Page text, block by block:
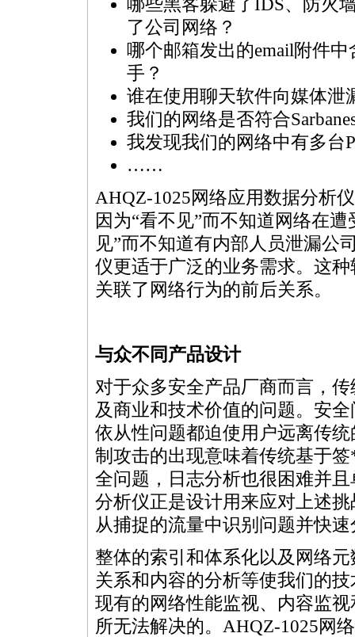
哪些黑客躲避了IDS、防火
了公司网络？
哪个邮箱发出的email附件
手？
谁在使用聊天软件向媒体泄
我们的网络是否符合
我发现我们的网络中有多台
……
AHQZ-1025网络应用数据分析
因为“看不见”而不知道网络在
见”而不知道有内部人员泄漏公
仪更适于广泛的业务需求。这
关联了网络行为的前后关系。
与众不同产品设计
对于众多安全产品厂商而言，
及商业和技术价值的问题。安
依从性问题都迫使用户远离传
制攻击的出现意味着传统基于签
全问题，日志分析也很困难并
分析仪正是设计用来应对上述
从捕捉的流量中识别问题并快
整体的索引和体系化以及网络
关系和内容的分析等使我们的
现有的网络性能监视、内容监
所无法解决的。AHQZ-1025网